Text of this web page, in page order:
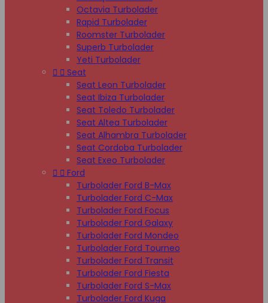
Octavia Turbolader
Rapid Turbolader
Roomster Turbolader
Superb Turbolader
Yeti Turbolader
  Seat
Seat Leon Turbolader
Seat Ibiza Turbolader
Seat Toledo Turbolader
Seat Altea Turbolader
Seat Alhambra Turbolader
Seat Cordoba Turbolader
Seat Exeo Turbolader
  Ford
Turbolader Ford B-Max
Turbolader Ford C-Max
Turbolader Ford Focus
Turbolader Ford Galaxy
Turbolader Ford Mondeo
Turbolader Ford Tourneo
Turbolader Ford Transit
Turbolader Ford Fiesta
Turbolader Ford S-Max
Turbolader Ford Kuga